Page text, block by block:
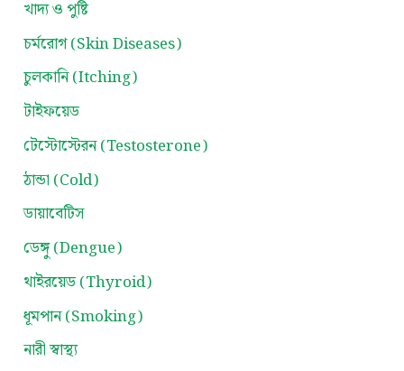
খাদ্য ও পুষ্টি
চর্মরোগ (Skin Diseases)
চুলকানি (Itching)
টাইফয়েড
টেস্টোস্টেরন (Testosterone)
ঠান্ডা (Cold)
ডায়াবেটিস
ডেঙ্গু (Dengue)
থাইরয়েড (Thyroid)
ধূমপান (Smoking)
নারী স্বাস্থ্য